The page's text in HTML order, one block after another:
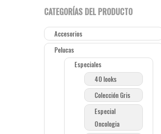
CATEGORÍAS DEL PRODUCTO
Accesorios
Pelucas
Especiales
40 looks
Colección Gris
Especial
Oncologia